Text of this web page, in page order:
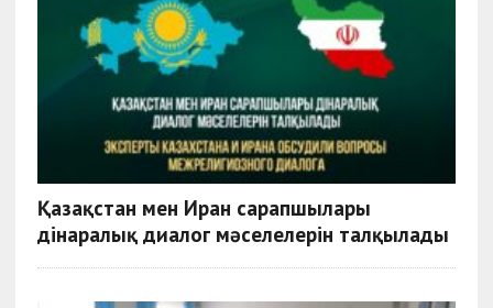
Қазақстан мен Иран сарапшылары
дінаралық диалог мәселелерін талқылады